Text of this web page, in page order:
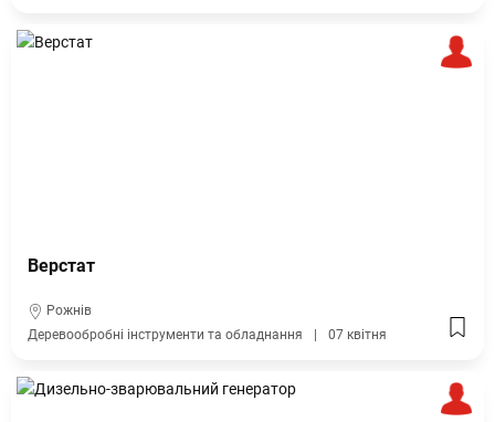
Верстат
Рожнів
Деревообробні інструменти та обладнання
07 квітня